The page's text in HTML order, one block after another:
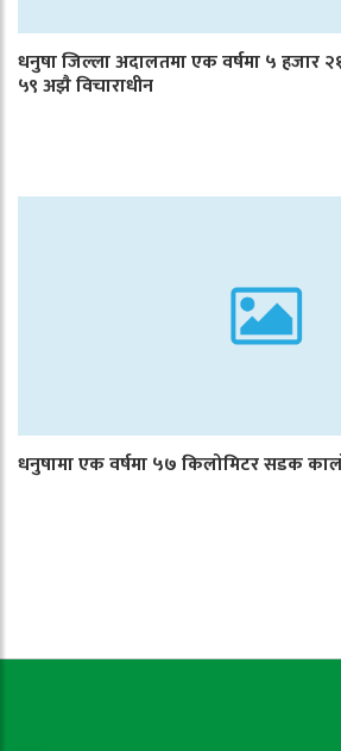
धनुषा जिल्ला अदालतमा एक वर्षमा ५ हजार
५९ अझै विचाराधीन
धनुषामा एक वर्षमा ५७ किलोमिटर सडक